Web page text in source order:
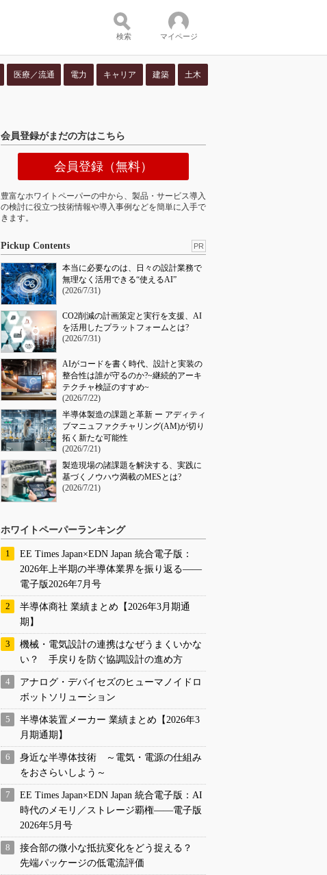
検索 マイページ
医療／流通 電力 キャリア 建築 土木
会員登録がまだの方はこちら
会員登録（無料）
豊富なホワイトペーパーの中から、製品・サービス導入
の検討に役立つ技術情報や導入事例などを簡単に入手で
きます。
Pickup Contents PR
本当に必要なのは、日々の設計業務で
無理なく活用できる“使えるAI”
(2026/7/31)
CO2削減の計画策定と実行を支援、AI
を活用したプラットフォームとは?
(2026/7/31)
AIがコードを書く時代、設計と実装の
整合性は誰が守るのか?~継続的アーキ
テクチャ検証のすすめ~
(2026/7/22)
半導体製造の課題と革新 ー アディティ
ブマニュファクチャリング(AM)が切り
拓く新たな可能性
(2026/7/21)
製造現場の諸課題を解決する、実践に
基づくノウハウ満載のMESとは?
(2026/7/21)
ホワイトペーパーランキング
EE Times Japan×EDN Japan 統合電子版：
2026年上半期の半導体業界を振り返る――
電子版2026年7月号
半導体商社 業績まとめ【2026年3月期通
期】
機械・電気設計の連携はなぜうまくいかな
い？ 手戻りを防ぐ協調設計の進め方
アナログ・デバイセズのヒューマノイドロ
ボットソリューション
半導体装置メーカー 業績まとめ【2026年3
月期通期】
身近な半導体技術 ～電気・電源の仕組み
をおさらいしよう～
EE Times Japan×EDN Japan 統合電子版：AI
時代のメモリ／ストレージ覇権――電子版
2026年5月号
接合部の微小な抵抗変化をどう捉える？
先端パッケージの低電流評価